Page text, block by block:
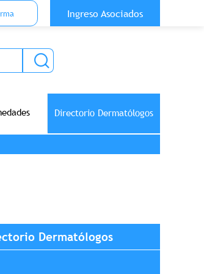
Ingreso Asociados
Directorio Dermatólogos
Dermatólogos